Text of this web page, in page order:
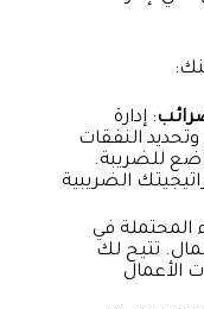
: إدارة
النفقات
للضريبة.
الضريبية
المحتملة في
تتيح لك
الأعمال